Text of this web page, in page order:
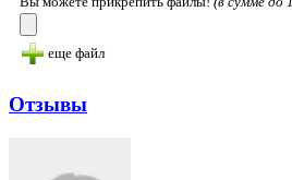
еще файл
Отзывы